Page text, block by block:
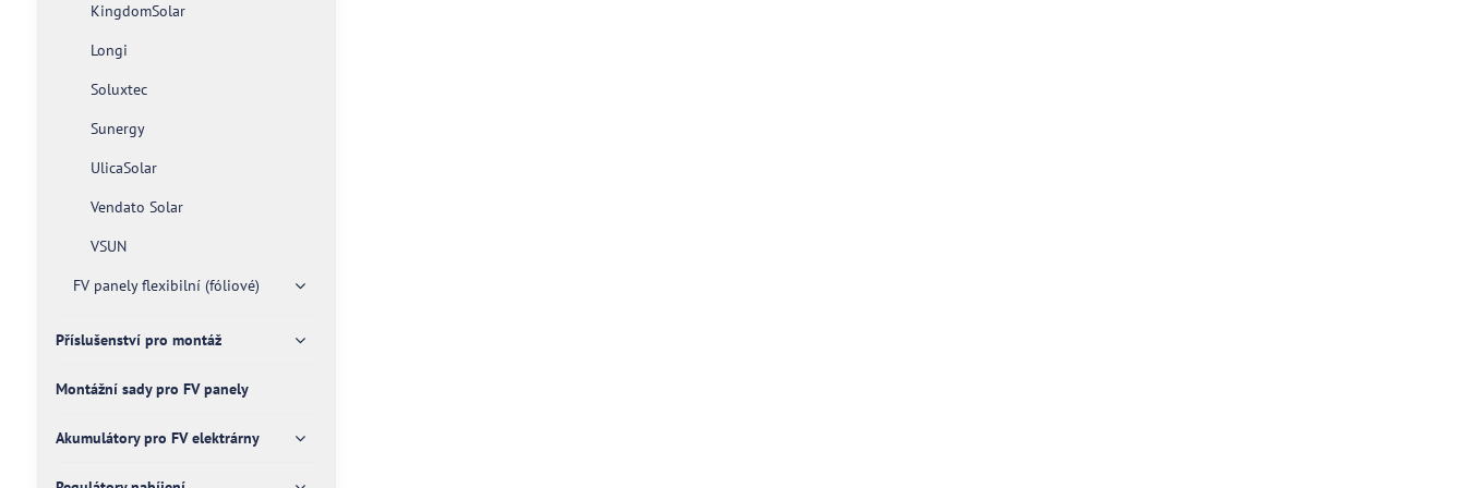
KingdomSolar
Longi
Soluxtec
Sunergy
UlicaSolar
Vendato Solar
VSUN
FV panely flexibilní (fóliové)
Příslušenství pro montáž
Montážní sady pro FV panely
Akumulátory pro FV elektrárny